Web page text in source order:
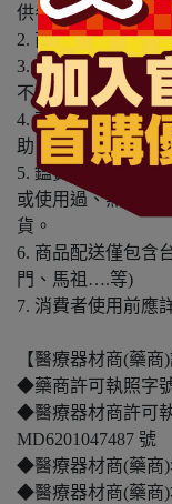
供參考，依實際收
2. 商品包裝會有新
3. 商品下訂前，建
不符或肌膚不適等
4. 商品使用後若出
助。
5. 鑑賞期非試用期
或使用過、無法恢
貨。
6. 商品配送僅包含
門、馬祖….等)
7. 消費者使用前應
【醫療器材商(藥商
◆藥商許可執照字
◆醫療器材商許可
MD6201047487 號
◆醫療器材商(藥商)
◆醫療器材商(藥商)